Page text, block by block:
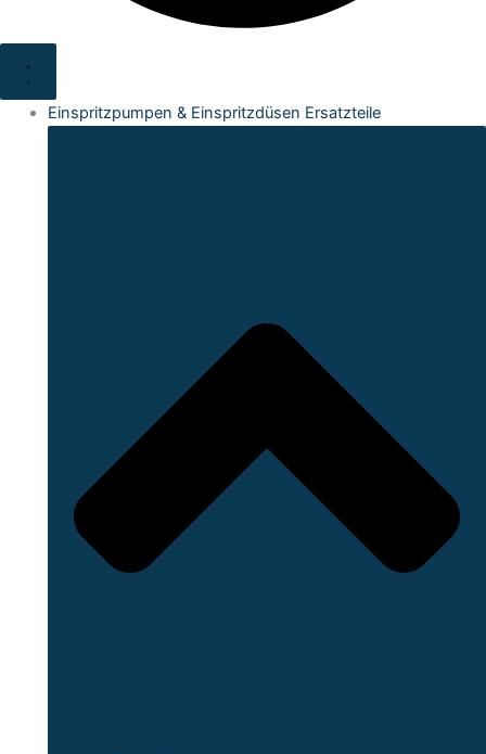
Einspritzpumpen & Einspritzdüsen Ersatzteile